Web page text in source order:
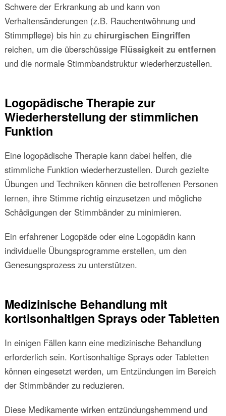
Schwere der Erkrankung ab und kann von
Verhaltensänderungen (z.B. Rauchentwöhnung und
Stimmpflege) bis hin zu chirurgischen Eingriffen
reichen, um die überschüssige Flüssigkeit zu entfernen
und die normale Stimmbandstruktur wiederherzustellen.
Logopädische Therapie zur
Wiederherstellung der stimmlichen
Funktion
Eine logopädische Therapie kann dabei helfen, die
stimmliche Funktion wiederherzustellen. Durch gezielte
Übungen und Techniken können die betroffenen Personen
lernen, ihre Stimme richtig einzusetzen und mögliche
Schädigungen der Stimmbänder zu minimieren.
Ein erfahrener Logopäde oder eine Logopädin kann
individuelle Übungsprogramme erstellen, um den
Genesungsprozess zu unterstützen.
Medizinische Behandlung mit
kortisonhaltigen Sprays oder Tabletten
In einigen Fällen kann eine medizinische Behandlung
erforderlich sein. Kortisonhaltige Sprays oder Tabletten
können eingesetzt werden, um Entzündungen im Bereich
der Stimmbänder zu reduzieren.
Diese Medikamente wirken entzündungshemmend und